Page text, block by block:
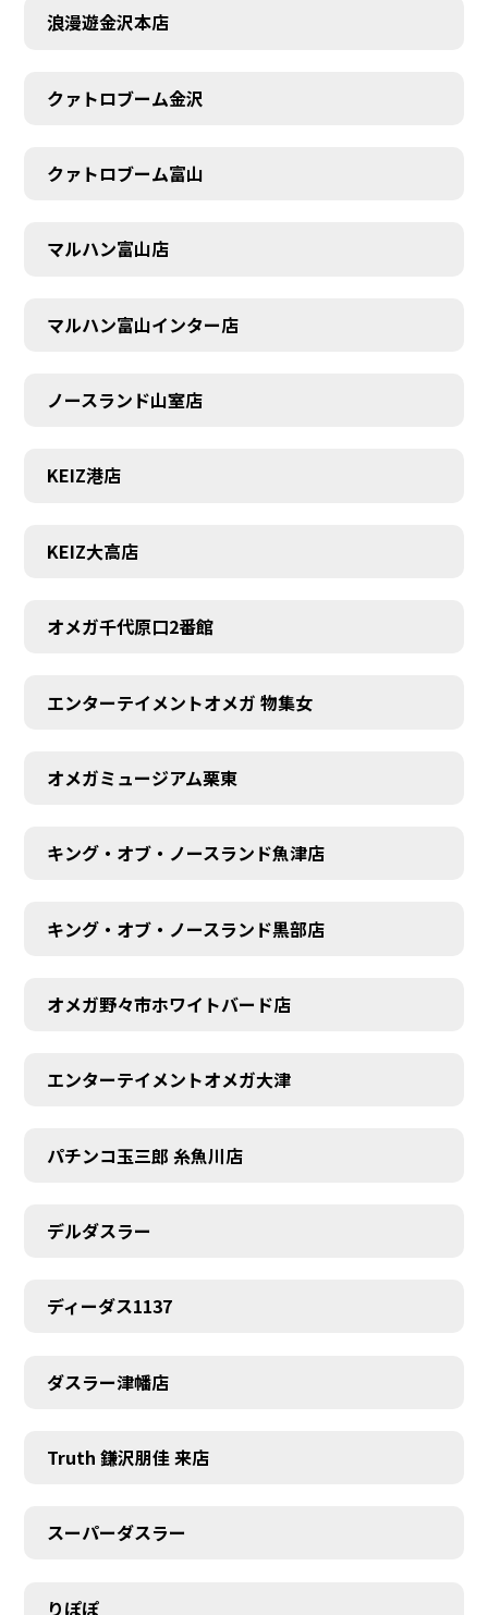
浪漫遊金沢本店
クァトロブーム金沢
クァトロブーム富山
マルハン富山店
マルハン富山インター店
ノースランド山室店
KEIZ港店
KEIZ大高店
オメガ千代原口2番館
エンターテイメントオメガ 物集女
オメガミュージアム栗東
キング・オブ・ノースランド魚津店
キング・オブ・ノースランド黒部店
オメガ野々市ホワイトバード店
エンターテイメントオメガ大津
パチンコ玉三郎 糸魚川店
デルダスラー
ディーダス1137
ダスラー津幡店
Truth 鎌沢朋佳 来店
スーパーダスラー
りぽぽ